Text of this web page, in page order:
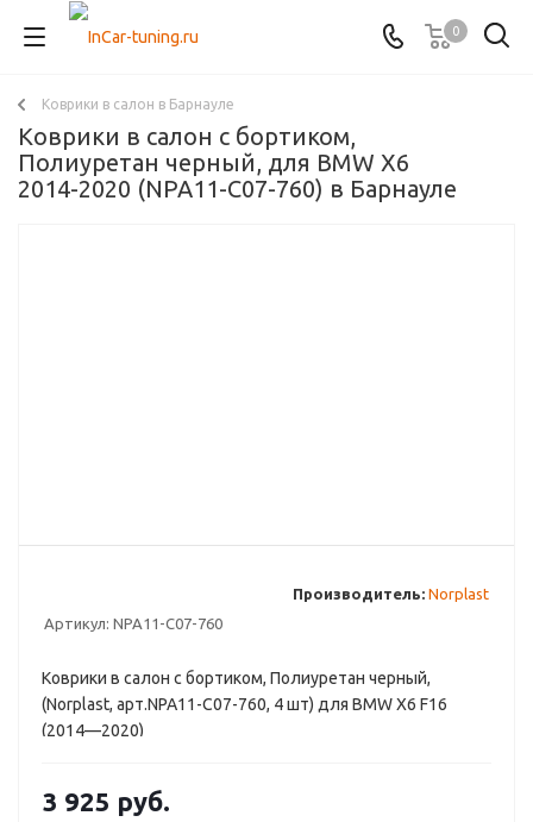
0
Коврики в салон в Барнауле
Коврики в салон с бортиком,
Полиуретан черный, для BMW X6
2014-2020 (NPA11-C07-760) в Барнауле
Артикул: NPA11-C07-760
Производитель: Norplast
Коврики в салон с бортиком, Полиуретан черный,
(Norplast, арт.NPA11-C07-760, 4 шт) для BMW X6 F16
(2014—2020)
3 925 руб.